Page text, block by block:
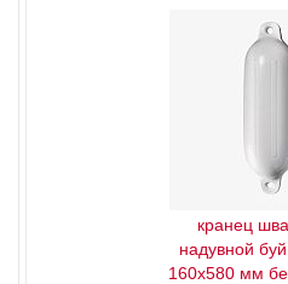
кранец
надувной
160x580 мм